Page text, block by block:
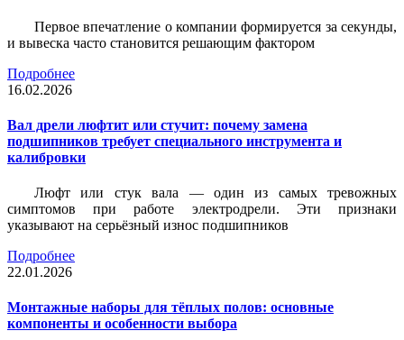
Первое впечатление о компании формируется за секунды,
и вывеска часто становится решающим фактором
Подробнее
16.02.2026
Вал дрели люфтит или стучит: почему замена
подшипников требует специального инструмента и
калибровки
Люфт или стук вала — один из самых тревожных
симптомов при работе электродрели. Эти признаки
указывают на серьёзный износ подшипников
Подробнее
22.01.2026
Монтажные наборы для тёплых полов: основные
компоненты и особенности выбора